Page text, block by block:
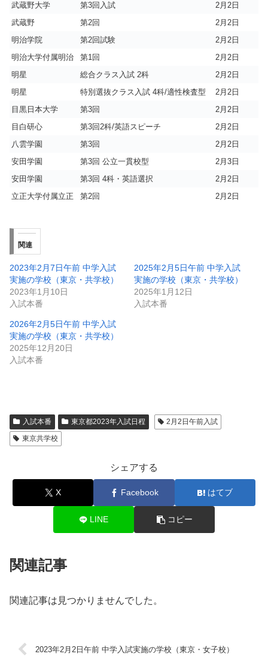
武蔵野大学
第3回入試
2月2日
武蔵野
第2回
2月2日
明治学院
第2回試験
2月2日
明治大学付属明治
第1回
2月2日
明星
総合クラス入試 2科
2月2日
明星
特別選抜クラス入試 4科/適性検査型
2月2日
目黒日本大学
第3回
2月2日
目白研心
第3回2科/英語スピーチ
2月2日
八雲学園
第3回
2月2日
安田学園
第3回 公立一貫校型
2月3日
安田学園
第3回 4科・英語選択
2月2日
立正大学付属立正
第2回 2月2日
関連
2023年2月7日午前 中学入試
実施の学校（東京・共学校）
2023年1月10日
入試本番
2025年2月5日午前 中学入試
実施の学校（東京・共学校）
2025年1月12日
入試本番
2026年2月5日午前 中学入試
実施の学校（東京・共学校）
2025年12月20日
入試本番
入試本番 東京都2023年入試日程
2月2日午前入試
東京共学校
シェアする
X Facebook はてブ
LINE コピー
関連記事
関連記事は見つかりませんでした。
2023年2月2日午前 中学入試実施の学校（東京・女子校）